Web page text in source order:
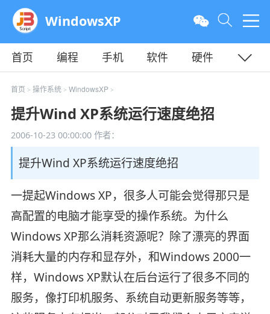
WindowsXP
首页 编程 手机 软件
硬件
教程
平面 服务器
首页 > 操作系统> WindowsXP>
提升Wind XP系统运行速度绝招
2006-10-23 00:00:00作者：
提升Wind XP系统运行速度绝招
一提起Windows XP，很多人可能会觉得那只是
高配置的电脑才能享受的操作系统。为什么
Windows XP那么消耗资源呢？除了漂亮的界面
消耗大量的内存和显存外，和Windows 2000一
样，Windows XP默认在后台运行了很多不同的
服务，像打印机服务、系统自动更新服务等等，